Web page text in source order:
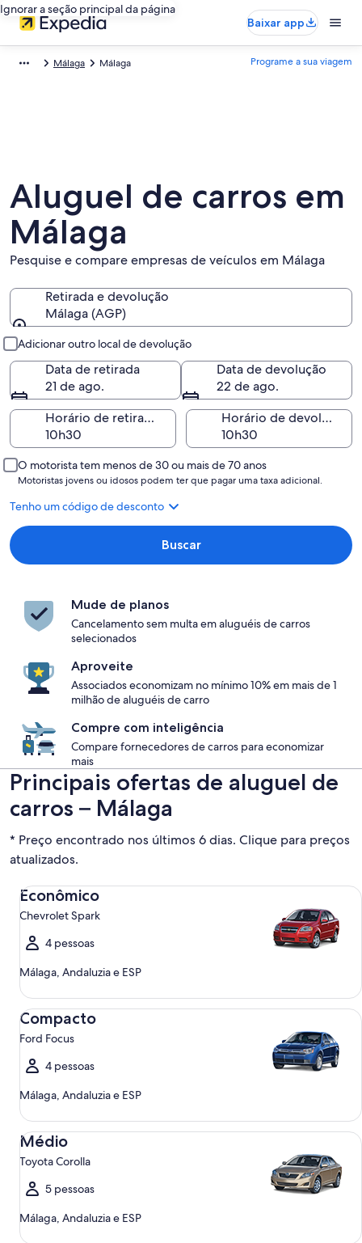
Ignorar a seção principal da página
Baixar app
Málaga Málaga Programe a sua viagem
Aluguel de carros em
Málaga
Pesquise e compare empresas de veículos em Málaga
Retirada e devolução
Málaga (AGP)
Adicionar outro local de devolução
Data de retirada
21 de ago.
Data de devolução
22 de ago.
Horário de retirada
Horário de devolução
O motorista tem menos de 30 ou mais de 70 anos
Motoristas jovens ou idosos podem ter que pagar uma taxa adicional.
Tenho um código de desconto
Buscar
Mude de planos
Cancelamento sem multa em aluguéis de carros
selecionados
Aproveite
Associados economizam no mínimo 10% em mais de 1
milhão de aluguéis de carro
Compre com inteligência
Compare fornecedores de carros para economizar
mais
Principais ofertas de aluguel de
carros – Málaga
* Preço encontrado nos últimos 6 dias. Clique para preços
atualizados.
Econômico
Chevrolet Spark
4 pessoas
Málaga, Andaluzia e ESP
Econômico Chevrolet Spark
Compacto
Ford Focus
4 pessoas
Málaga, Andaluzia e ESP
Compacto Ford Focus
Médio
Toyota Corolla
5 pessoas
Málaga, Andaluzia e ESP
Médio Toyota Corolla